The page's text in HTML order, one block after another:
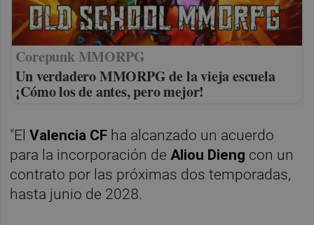
Corepunk MMORPG
Un verdadero MMORPG de la vieja escuela
¡Cómo los de antes, pero mejor!
"ElValencia CF ha alcanzado un acuerdo
para la incorporación deAliou Dieng con un
contrato por las próximas dos temporadas,
hasta junio de 2028.